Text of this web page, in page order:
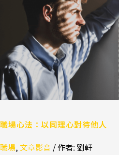
職場心法：以同理心對待他人
職場,文章影音 / 作者: 劉軒
待
他
人